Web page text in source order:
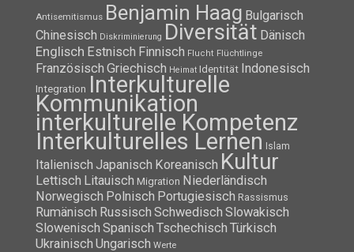
Antisemitismus Benjamin Haag Bulgarisch
Chinesisch Diskriminierung Diversität Dänisch
Englisch Estnisch Finnisch Flucht Flüchtlinge
Französisch Griechisch Heimat Identität Indonesisch
Integration Interkulturelle
Kommunikation
interkulturelle Kompetenz
Interkulturelles Lernen Islam
Italienisch Japanisch Koreanisch Kultur
Lettisch Litauisch Migration Niederländisch
Norwegisch Polnisch Portugiesisch Rassismus
Rumänisch Russisch Schwedisch Slowakisch
Slowenisch Spanisch Tschechisch Türkisch
Ukrainisch Ungarisch Werte